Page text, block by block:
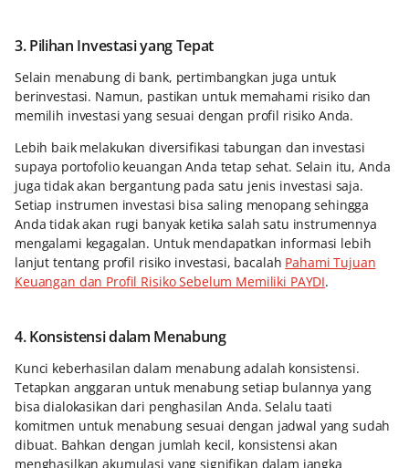
3. Pilihan Investasi yang Tepat
Selain menabung di bank, pertimbangkan juga untuk
berinvestasi. Namun, pastikan untuk memahami risiko dan
memilih investasi yang sesuai dengan profil risiko Anda.
Lebih baik melakukan diversifikasi tabungan dan investasi
supaya portofolio keuangan Anda tetap sehat. Selain itu, Anda
juga tidak akan bergantung pada satu jenis investasi saja.
Setiap instrumen investasi bisa saling menopang sehingga
Anda tidak akan rugi banyak ketika salah satu instrumennya
mengalami kegagalan. Untuk mendapatkan informasi lebih
lanjut tentang profil risiko investasi, bacalah Pahami Tujuan
Keuangan dan Profil Risiko Sebelum Memiliki PAYDI.
4. Konsistensi dalam Menabung
Kunci keberhasilan dalam menabung adalah konsistensi.
Tetapkan anggaran untuk menabung setiap bulannya yang
bisa dialokasikan dari penghasilan Anda. Selalu taati
komitmen untuk menabung sesuai dengan jadwal yang sudah
dibuat. Bahkan dengan jumlah kecil, konsistensi akan
menghasilkan akumulasi yang signifikan dalam jangka